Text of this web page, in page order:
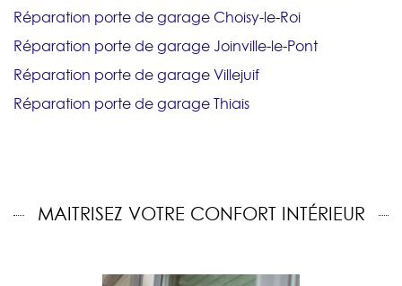
Réparation porte de garage Choisy-le-Roi
Réparation porte de garage Joinville-le-Pont
Réparation porte de garage Villejuif
Réparation porte de garage Thiais
MAITRISEZ VOTRE CONFORT INTÉRIEUR